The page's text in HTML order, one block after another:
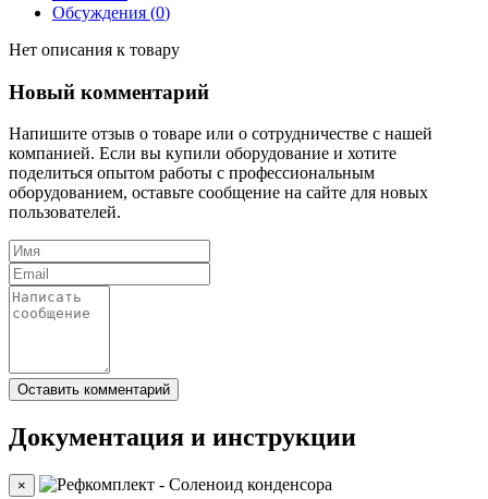
Обсуждения (0)
Нет описания к товару
Новый комментарий
Напишите отзыв о товаре или о сотрудничестве с нашей
компанией. Если вы купили оборудование и хотите
поделиться опытом работы с профессиональным
оборудованием, оставьте сообщение на сайте для новых
пользователей.
Документация и инструкции
×